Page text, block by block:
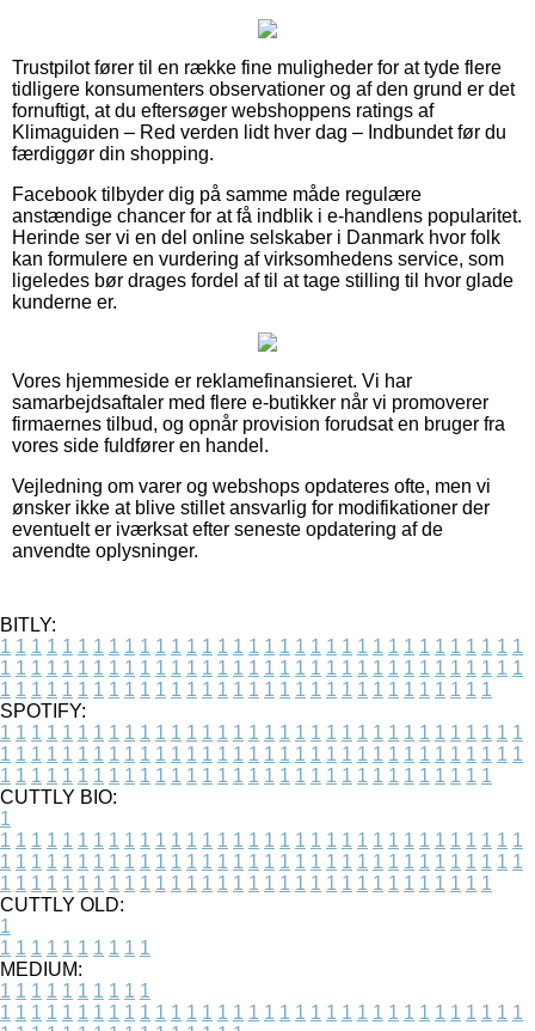
Trustpilot fører til en række fine muligheder for at tyde flere
tidligere konsumenters observationer og af den grund er det
fornuftigt, at du eftersøger webshoppens ratings af
Klimaguiden – Red verden lidt hver dag – Indbundet før du
færdiggør din shopping.
Facebook tilbyder dig på samme måde regulære
anstændige chancer for at få indblik i e-handlens popularitet.
Herinde ser vi en del online selskaber i Danmark hvor folk
kan formulere en vurdering af virksomhedens service, som
ligeledes bør drages fordel af til at tage stilling til hvor glade
kunderne er.
Vores hjemmeside er reklamefinansieret. Vi har
samarbejdsaftaler med flere e-butikker når vi promoverer
firmaernes tilbud, og opnår provision forudsat en bruger fra
vores side fuldfører en handel.
Vejledning om varer og webshops opdateres ofte, men vi
ønsker ikke at blive stillet ansvarlig for modifikationer der
eventuelt er iværksat efter seneste opdatering af de
anvendte oplysninger.
BITLY:
1 1 1 1 1 1 1 1 1 1 1 1 1 1 1 1 1 1 1 1 1 1 1 1 1 1 1 1 1 1 1 1 1 1
1 1 1 1 1 1 1 1 1 1 1 1 1 1 1 1 1 1 1 1 1 1 1 1 1 1 1 1 1 1 1 1 1 1
1 1 1 1 1 1 1 1 1 1 1 1 1 1 1 1 1 1 1 1 1 1 1 1 1 1 1 1 1 1 1 1
SPOTIFY:
1 1 1 1 1 1 1 1 1 1 1 1 1 1 1 1 1 1 1 1 1 1 1 1 1 1 1 1 1 1 1 1 1 1
1 1 1 1 1 1 1 1 1 1 1 1 1 1 1 1 1 1 1 1 1 1 1 1 1 1 1 1 1 1 1 1 1 1
1 1 1 1 1 1 1 1 1 1 1 1 1 1 1 1 1 1 1 1 1 1 1 1 1 1 1 1 1 1 1 1
CUTTLY BIO:
1
1 1 1 1 1 1 1 1 1 1 1 1 1 1 1 1 1 1 1 1 1 1 1 1 1 1 1 1 1 1 1 1 1 1
1 1 1 1 1 1 1 1 1 1 1 1 1 1 1 1 1 1 1 1 1 1 1 1 1 1 1 1 1 1 1 1 1 1
1 1 1 1 1 1 1 1 1 1 1 1 1 1 1 1 1 1 1 1 1 1 1 1 1 1 1 1 1 1 1 1
CUTTLY OLD:
1
1 1 1 1 1 1 1 1 1 1
MEDIUM:
1 1 1 1 1 1 1 1 1 1
1 1 1 1 1 1 1 1 1 1 1 1 1 1 1 1 1 1 1 1 1 1 1 1 1 1 1 1 1 1 1 1 1 1